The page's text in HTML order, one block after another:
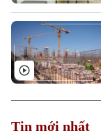
Tin mới nhất